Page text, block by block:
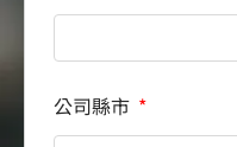
公司縣市